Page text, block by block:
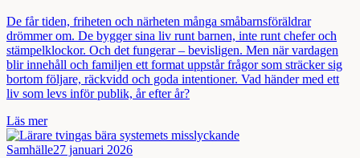
De får tiden, friheten och närheten många småbarnsföräldrar
drömmer om. De bygger sina liv runt barnen, inte runt chefer och
stämpelklockor. Och det fungerar – bevisligen. Men när vardagen
blir innehåll och familjen ett format uppstår frågor som sträcker sig
bortom följare, räckvidd och goda intentioner. Vad händer med ett
liv som levs inför publik, år efter år?
Läs mer
Samhälle27 januari 2026